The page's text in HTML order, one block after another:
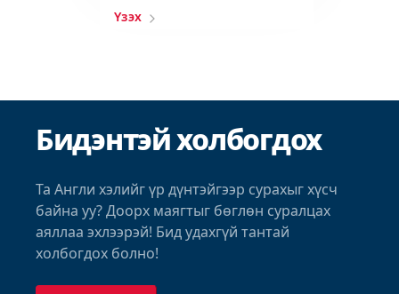
Үзэх
Бидэнтэй холбогдох
Та Англи хэлийг үр дүнтэйгээр сурахыг хүсч
байна уу? Доорх маягтыг бөглөн суралцах
аяллаа эхлээрэй! Бид удахгүй тантай
холбогдох болно!